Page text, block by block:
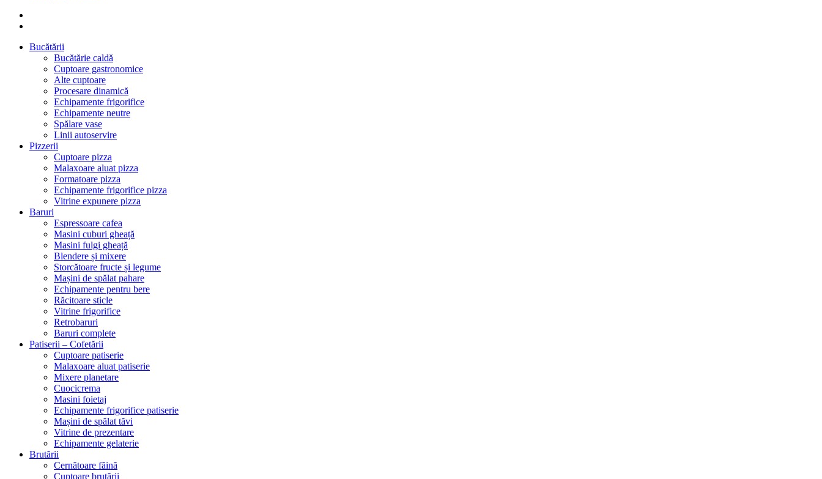
Bucătării
Bucătărie caldă
Cuptoare gastronomice
Alte cuptoare
Procesare dinamică
Echipamente frigorifice
Echipamente neutre
Spălare vase
Linii autoservire
Pizzerii
Cuptoare pizza
Malaxoare aluat pizza
Formatoare pizza
Echipamente frigorifice pizza
Vitrine expunere pizza
Baruri
Espressoare cafea
Masini cuburi gheață
Masini fulgi gheață
Blendere și mixere
Storcătoare fructe și legume
Mașini de spălat pahare
Echipamente pentru bere
Răcitoare sticle
Vitrine frigorifice
Retrobaruri
Baruri complete
Patiserii – Cofetării
Cuptoare patiserie
Malaxoare aluat patiserie
Mixere planetare
Cuocicrema
Masini foietaj
Echipamente frigorifice patiserie
Mașini de spălat tăvi
Vitrine de prezentare
Echipamente gelaterie
Brutării
Cernătoare făină
Cuptoare brutării